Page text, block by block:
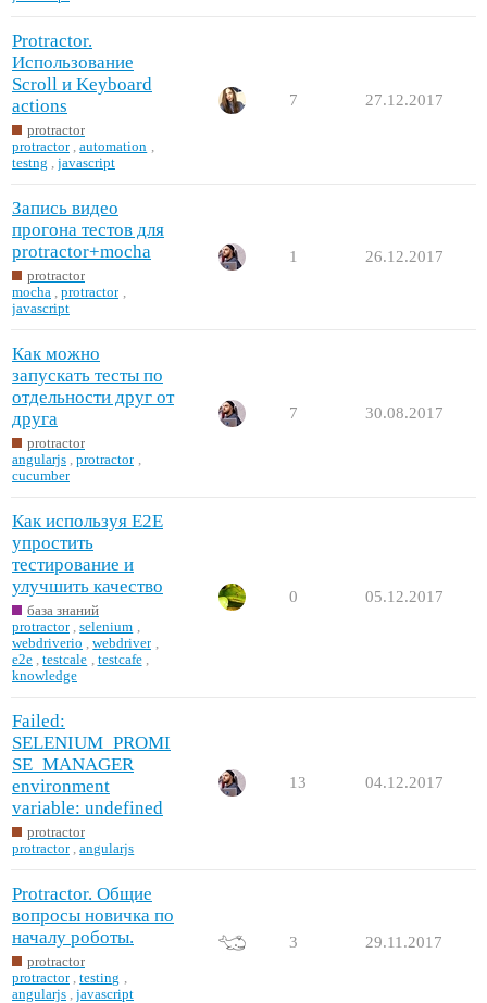
Protractor.
Использование
Scroll и Keyboard
actions
protractor
protractor ,automation
testng
,javascript
7 27.12.2017
Запись видео
прогона тестов для
protractor+mocha
protractor
mocha
,protractor
javascript
1 26.12.2017
Как можно
запускать тесты по
отдельности друг от
друга
protractor
angularjs ,protractor
cucumber
7 30.08.2017
Как используя E2E
упростить
тестирование и
улучшить качество
база знаний
protractor ,selenium
webdriverio
,webdriver
e2e ,testcale testcafe
knowledge
0 05.12.2017
Failed:
SELENIUM_PROMI
SE_MANAGER
environment
variable: undefined
protractor
protractor ,angularjs
13 04.12.2017
Protractor. Общие
вопросы новичка по
началу роботы.
protractor
protractor ,testing
angularjs ,javascript
3 29.11.2017